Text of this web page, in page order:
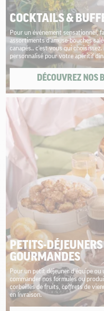
COCKTAILS &
Pour un événement sensationnel,
assortiments d'amuse-bouches
canapés.. c'est vous qui
personnalisé pour votre apéritif
DÉCOUVREZ NOS
PETITS-
GOURMANDES
Pour un petit déjeuner d'équipe ou
commander nos formules ou
corbeilles de fruits, coffrets de
en livraison.